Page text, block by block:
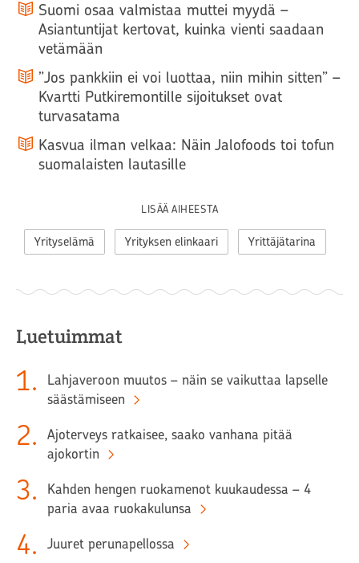
Suomi osaa valmistaa muttei myydä –
Asiantuntijat kertovat, kuinka vienti saadaan
vetämään
”Jos pankkiin ei voi luottaa, niin mihin sitten” –
Kvartti Putkiremontille sijoitukset ovat
turvasatama
Kasvua ilman velkaa: Näin Jalofoods toi tofun
suomalaisten lautasille
LISÄÄ AIHEESTA
Yrityselämä Yrityksen elinkaari Yrittäjätarina
Luetuimmat
1.
Lahjaveroon muutos – näin se vaikuttaa lapselle
säästämiseen
2.
Ajoterveys ratkaisee, saako vanhana pitää
ajokortin
3.
Kahden hengen ruokamenot kuukaudessa – 4
paria avaa ruokakulunsa
4. Juuret perunapellossa